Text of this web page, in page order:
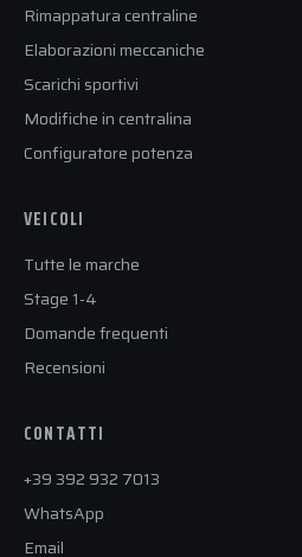
Rimappatura centraline
Elaborazioni meccaniche
Scarichi sportivi
Modifiche in centralina
Configuratore potenza
VEICOLI
Tutte le marche
Stage 1-4
Domande frequenti
Recensioni
CONTATTI
+39 392 932 7013
WhatsApp
Email